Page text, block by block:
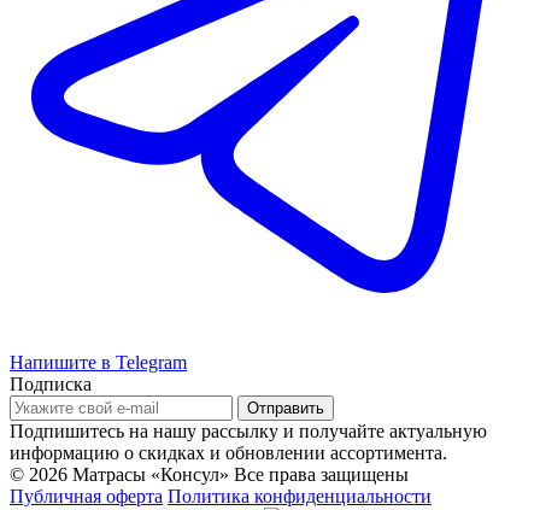
Напишите в Telegram
Подписка
Подпишитесь на нашу рассылку и получайте актуальную
информацию о скидках и обновлении ассортимента.
© 2026 Матрасы «Консул» Все права защищены
Публичная оферта Политика конфиденциальности